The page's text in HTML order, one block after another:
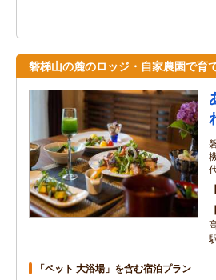
磐梯山の麓のロッジ・自家農園で育
「ペット 大浴場」を含む宿泊プラン